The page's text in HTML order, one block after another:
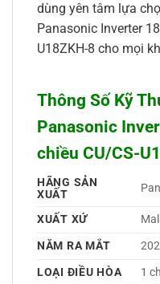
dùng yên tâm lựa
Panasonic Inverter
U18ZKH-8 cho mọi
Thông Số Kỹ
Panasonic
chiều CU/CS-
HÃNG SẢN
XUẤT
XUẤT XỨ
NĂM RA MẮT
LOẠI ĐIỀU HÒA
1